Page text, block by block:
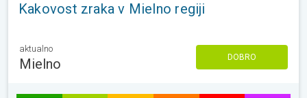
Kakovost zraka v Mielno regiji
aktualno
Mielno DOBRO